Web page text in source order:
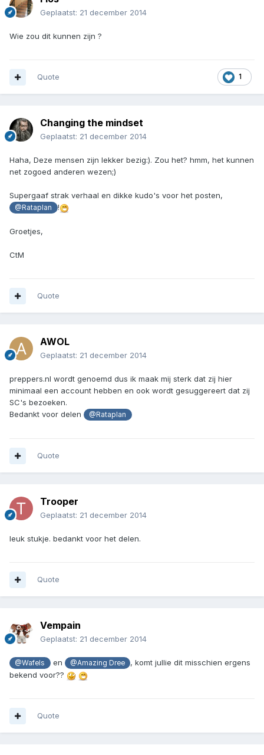
Geplaatst: 21 december 2014
Wie zou dit kunnen zijn ?
1
Quote
Changing the mindset
Geplaatst: 21 december 2014
Haha, Deze mensen zijn lekker bezig:). Zou het? hmm, het kunnen
net zogoed anderen wezen;)
Supergaaf strak verhaal en dikke kudo's voor het posten,
@Rataplan !
Groetjes,
CtM
Quote
AWOL
Geplaatst: 21 december 2014
preppers.nl wordt genoemd dus ik maak mij sterk dat zij hier
minimaal een account hebben en ook wordt gesuggereert dat zij
SC's bezoeken.
Bedankt voor delen
@Rataplan
Quote
Trooper
Geplaatst: 21 december 2014
leuk stukje. bedankt voor het delen.
Quote
Vempain
Geplaatst: 21 december 2014
@Wafels en @Amazing Dree
, komt jullie dit misschien ergens
bekend voor??
Quote